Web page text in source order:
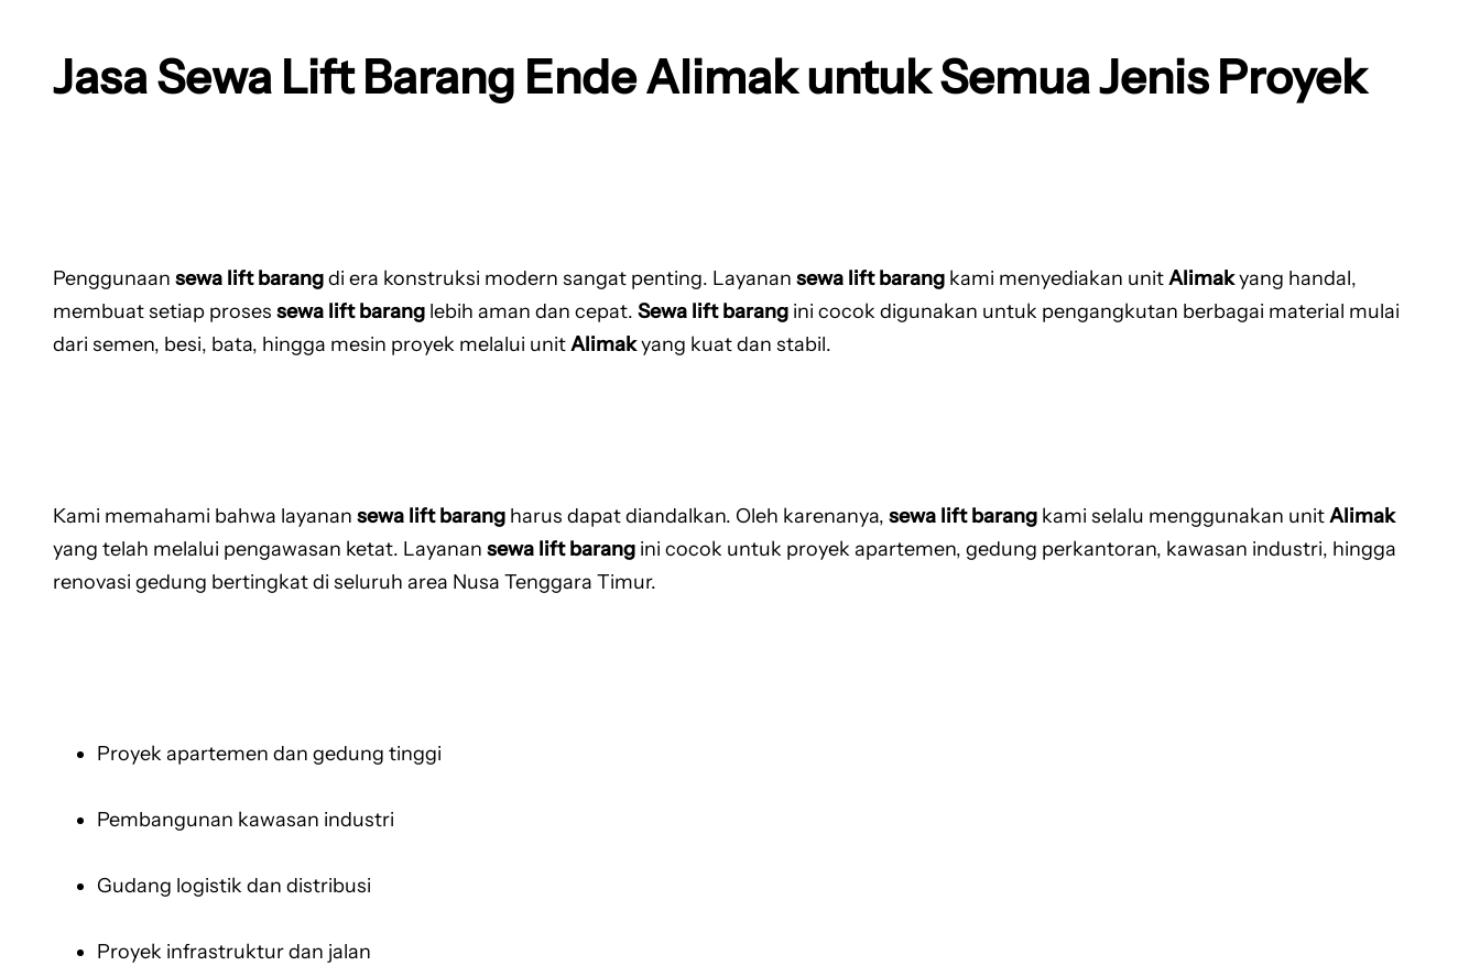
Jasa Sewa Lift Barang Ende Alimak untuk Semua Jenis Proyek
Penggunaan sewa lift barangdi era konstruksi modern sangat penting. Layanan sewa lift barang kami menyediakan unitAlimakyang handal,
membuat setiap proses sewa lift barang lebih aman dan cepat. Sewa lift barang ini cocok digunakan untuk pengangkutan berbagai material mulai
dari semen, besi, bata, hingga mesin proyek melalui unitAlimakyang kuat dan stabil.
Kami memahami bahwa layanan sewa lift barang harus dapat diandalkan. Oleh karenanya, sewa lift barang kami selalu menggunakan unitAlimak
yang telah melalui pengawasan ketat. Layanan sewa lift barang ini cocok untuk proyek apartemen, gedung perkantoran, kawasan industri, hingga
renovasi gedung bertingkat di seluruh area Nusa Tenggara Timur.
Proyek apartemen dan gedung tinggi
Pembangunan kawasan industri
Gudang logistik dan distribusi
Proyek infrastruktur dan jalan